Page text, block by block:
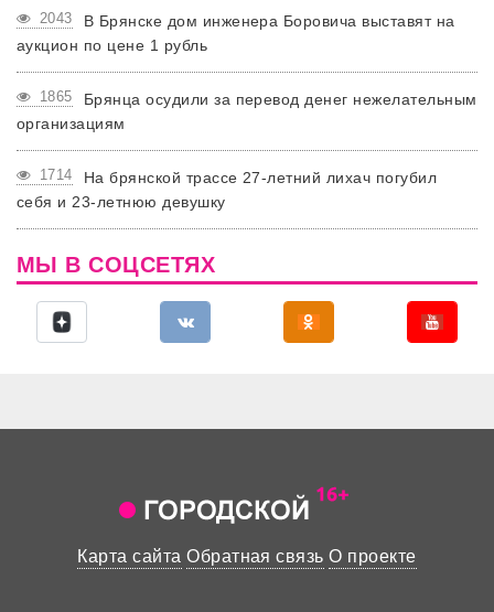
2043
В Брянске дом инженера Боровича выставят на
аукцион по цене 1 рубль
1865
Брянца осудили за перевод денег нежелательным
организациям
1714
На брянской трассе 27-летний лихач погубил
себя и 23-летнюю девушку
МЫ В СОЦСЕТЯХ
Карта сайта Обратная связь О проекте